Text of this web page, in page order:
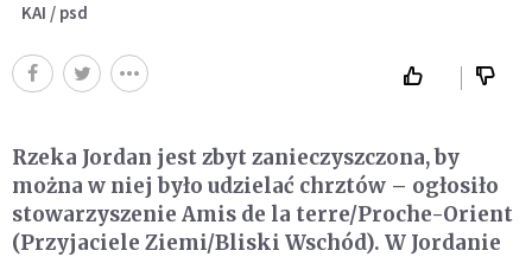
KAI / psd
Rzeka Jordan jest zbyt zanieczyszczona, by
można w niej było udzielać chrztów – ogłosiło
stowarzyszenie Amis de la terre/Proche-Orient
(Przyjaciele Ziemi/Bliski Wschód). W Jordanie